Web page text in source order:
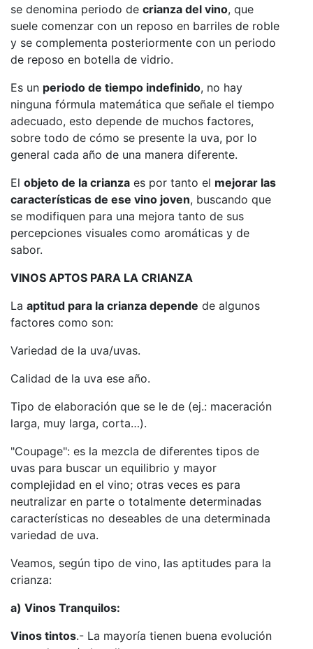
se denomina periodo de crianza del vino, que
suele comenzar con un reposo en barriles de roble
y se complementa posteriormente con un periodo
de reposo en botella de vidrio.
Es un periodo de tiempo indefinido, no hay
ninguna fórmula matemática que señale el tiempo
adecuado, esto depende de muchos factores,
sobre todo de cómo se presente la uva, por lo
general cada año de una manera diferente.
El objeto de la crianza es por tanto el mejorar las
características de ese vino joven, buscando que
se modifiquen para una mejora tanto de sus
percepciones visuales como aromáticas y de
sabor.
VINOS APTOS PARA LA CRIANZA
La aptitud para la crianza depende de algunos
factores como son:
Variedad de la uva/uvas.
Calidad de la uva ese año.
Tipo de elaboración que se le de (ej.: maceración
larga, muy larga, corta…).
"Coupage": es la mezcla de diferentes tipos de
uvas para buscar un equilibrio y mayor
complejidad en el vino; otras veces es para
neutralizar en parte o totalmente determinadas
características no deseables de una determinada
variedad de uva.
Veamos, según tipo de vino, las aptitudes para la
crianza:
a) Vinos Tranquilos:
Vinos tintos.- La mayoría tienen buena evolución